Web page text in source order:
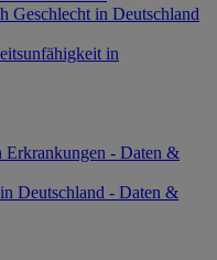
Geschlecht in Deutschland
in
Erkrankungen - Daten &
Deutschland - Daten &